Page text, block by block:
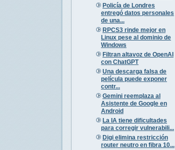
Policía de Londres
entregó datos personales
de una...
RPCS3 rinde mejor en
Linux pese al dominio de
Windows
Filtran altavoz de OpenAI
con ChatGPT
Una descarga falsa de
película puede exponer
contr...
Gemini reemplaza al
Asistente de Google en
Android
La IA tiene dificultades
para corregir vulnerabili...
Digi elimina restricción
router neutro en fibra 10...